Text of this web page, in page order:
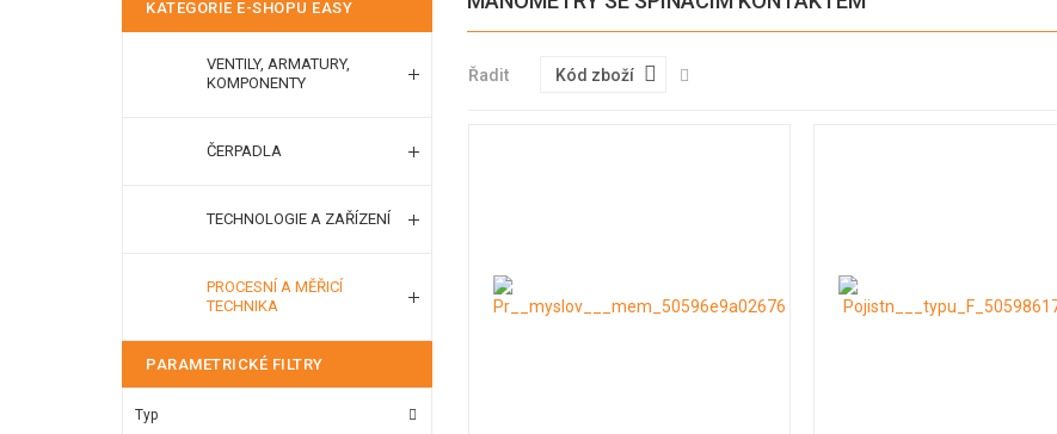
Řadit Kód zboží
KATEGORIE E-SHOPU EASY
VENTILY, ARMATURY,
KOMPONENTY
ČERPADLA
TECHNOLOGIE A ZAŘÍZENÍ
PROCESNÍ A MĚŘICÍ
TECHNIKA
PARAMETRICKÉ FILTRY
Typ